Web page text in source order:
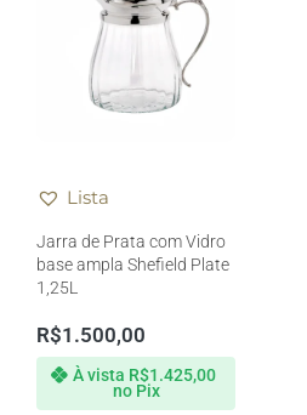
Lista
Jarra de Prata com Vidro
base ampla Shefield Plate
1,25L
R$1.500,00
À vista R$1.425,00
no Pix